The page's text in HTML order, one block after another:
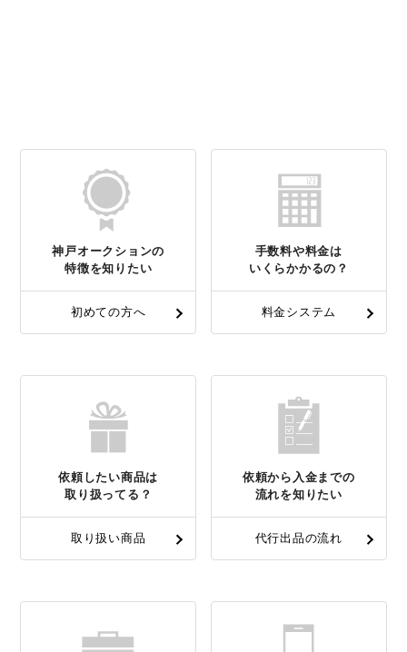
神戸オークションの
特徴を知りたい
初めての方へ
手数料や料金は
いくらかかるの？
料金システム
依頼したい商品は
取り扱ってる？
取り扱い商品
依頼から入金までの
流れを知りたい
代行出品の流れ